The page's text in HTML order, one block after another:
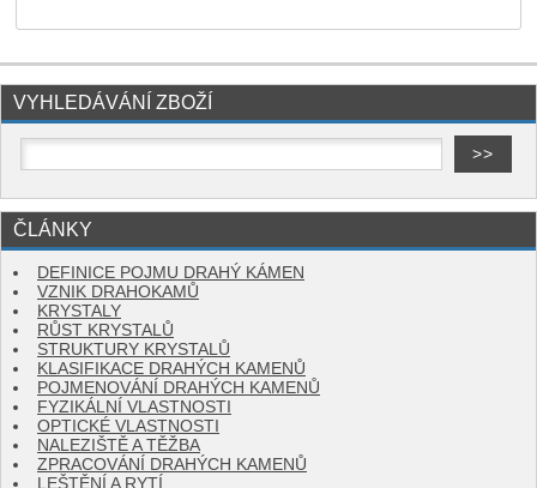
VYHLEDÁVÁNÍ ZBOŽÍ
ČLÁNKY
DEFINICE POJMU DRAHÝ KÁMEN
VZNIK DRAHOKAMŮ
KRYSTALY
RŮST KRYSTALŮ
STRUKTURY KRYSTALŮ
KLASIFIKACE DRAHÝCH KAMENŮ
POJMENOVÁNÍ DRAHÝCH KAMENŮ
FYZIKÁLNÍ VLASTNOSTI
OPTICKÉ VLASTNOSTI
NALEZIŠTĚ A TĚŽBA
ZPRACOVÁNÍ DRAHÝCH KAMENŮ
LEŠTĚNÍ A RYTÍ